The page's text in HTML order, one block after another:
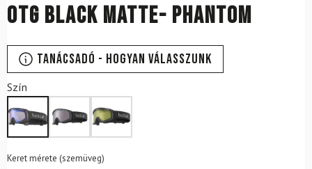
Otg Black Matte- Phantom
Tanácsadó - Hogyan válasszunk
Szín
Keret mérete (szemüveg)